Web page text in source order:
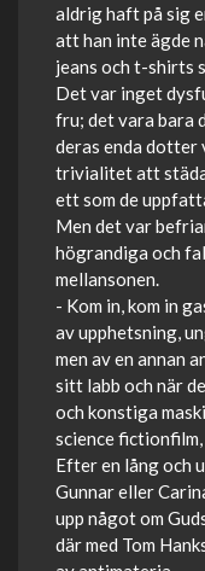
aldrig haft på sig
att han inte ägde
jeans och t-shirts
Det var inget
fru; det vara bara
deras enda dotter
trivialitet att
ett som de
Men det var
högrandiga och
mellansonen.
- Kom in, kom in
av upphetsning,
men av en annan
sitt labb och när
och konstiga
science
Efter en lång och
Gunnar eller
upp något om
där med Tom